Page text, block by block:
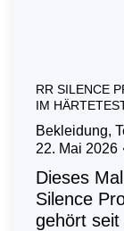
RR SILENCE
IM
Bekleidung,
22. Mai 2026
Dieses
Silence
gehört